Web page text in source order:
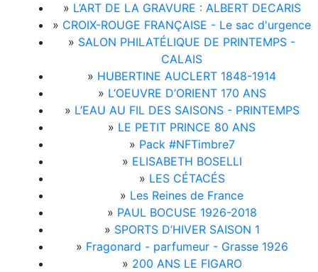
» L’ART DE LA GRAVURE : ALBERT DECARIS
» CROIX-ROUGE FRANÇAISE - Le sac d'urgence
» SALON PHILATÉLIQUE DE PRINTEMPS -
CALAIS
» HUBERTINE AUCLERT 1848-1914
» L’OEUVRE D’ORIENT 170 ANS
» L’EAU AU FIL DES SAISONS - PRINTEMPS
» LE PETIT PRINCE 80 ANS
» Pack #NFTimbre7
» ELISABETH BOSELLI
» LES CÉTACÉS
» Les Reines de France
» PAUL BOCUSE 1926-2018
» SPORTS D’HIVER SAISON 1
» Fragonard - parfumeur - Grasse 1926
» 200 ANS LE FIGARO